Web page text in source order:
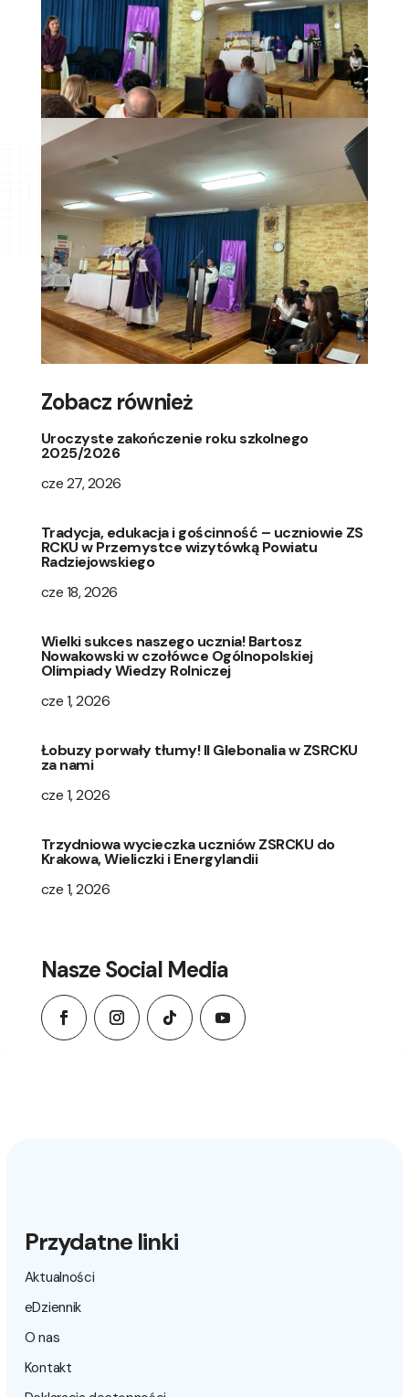
Zobacz również
Uroczyste zakończenie roku szkolnego
2025/2026
cze 27, 2026
Tradycja, edukacja i gościnność – uczniowie ZS
RCKU w Przemystce wizytówką Powiatu
Radziejowskiego
cze 18, 2026
Wielki sukces naszego ucznia! Bartosz
Nowakowski w czołówce Ogólnopolskiej
Olimpiady Wiedzy Rolniczej
cze 1, 2026
Łobuzy porwały tłumy! II Glebonalia w ZSRCKU
za nami
cze 1, 2026
Trzydniowa wycieczka uczniów ZSRCKU do
Krakowa, Wieliczki i Energylandii
cze 1, 2026
Nasze Social Media
Przydatne linki
Aktualności
eDziennik
O nas
Kontakt